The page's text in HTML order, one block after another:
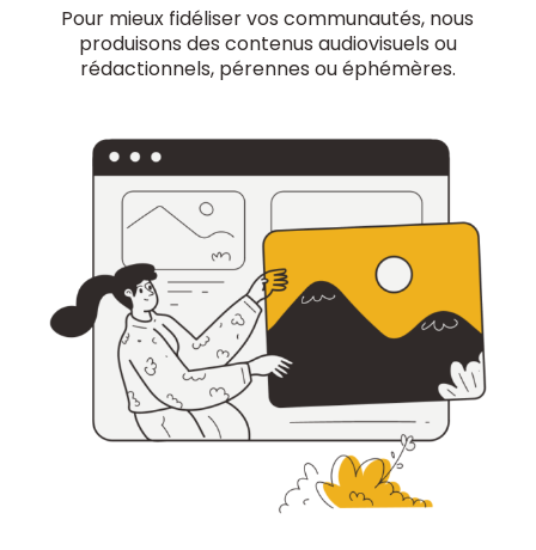
Pour mieux fidéliser vos communautés, nous
produisons des contenus audiovisuels ou
rédactionnels, pérennes ou éphémères.